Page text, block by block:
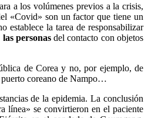
a los volúmenes previos a la crisis,
«Covid» son un factor que tiene un
la tarea de responsabilizar
personasdel contacto con objetos
de Corea y no, por ejemplo, de
puerto coreano de Nampo…
de la epidemia. La conclusión
línea» se convirtieron en el paciente